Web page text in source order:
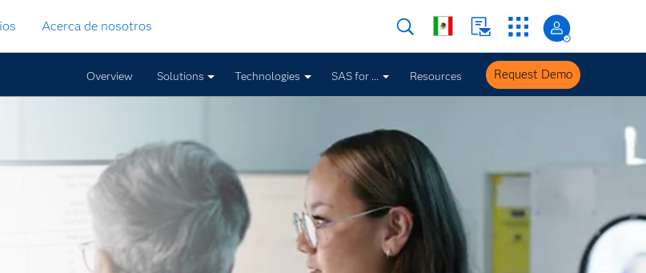
Acerca de nosotros
Overview Solutions Technologies SAS for ... Resources Request Demo